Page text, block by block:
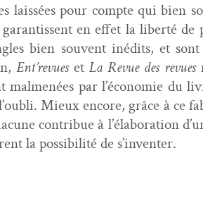
lais­sées pour compte qui bien
en effet la lib­erté de
bien sou­vent inédits, et sont
Ent’revueset La Revue des revues
par l’économie du
Mieux encore, grâce à ce
con­tribue à l’élaboration
la pos­si­bil­ité de s’inventer.